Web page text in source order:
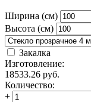
Ширина (см)
Высота (см)
Закалка
Изготовление:
18533.26 руб.
Количество:
+